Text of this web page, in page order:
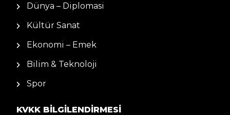
Dünya – Diplomasi
Kültür Sanat
Ekonomi – Emek
Bilim & Teknoloji
Spor
KVKK BILGILENDIRMESI